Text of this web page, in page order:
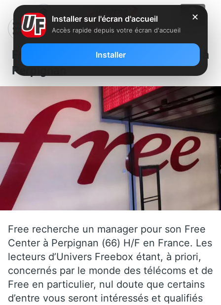
Free recherche un manager à
Perpignan
Free recherche un manager pour son Free
Center à Perpignan (66) H/F en France. Les
lecteurs d’Univers Freebox étant, à priori,
concernés par le monde des télécoms et de
Free en particulier, nul doute que certains
d’entre vous seront intéressés et qualifiés
✕
Installer sur l'écran d'accueil
Accès rapide depuis votre écran d'accueil
Installer